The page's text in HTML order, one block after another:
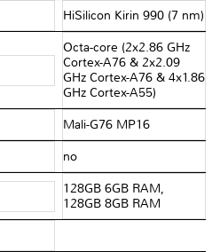
HiSilicon Kirin 990 (7 nm)
Octa-core (2x2.86 GHz
Cortex-A76 & 2x2.09
GHz Cortex-A76 & 4x1.86
GHz Cortex-A55)
Mali-G76 MP16
no
128GB 6GB RAM,
128GB 8GB RAM